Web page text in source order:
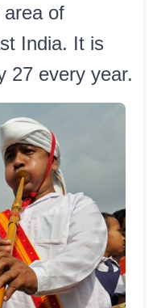
area of
India. It is
27 every year.